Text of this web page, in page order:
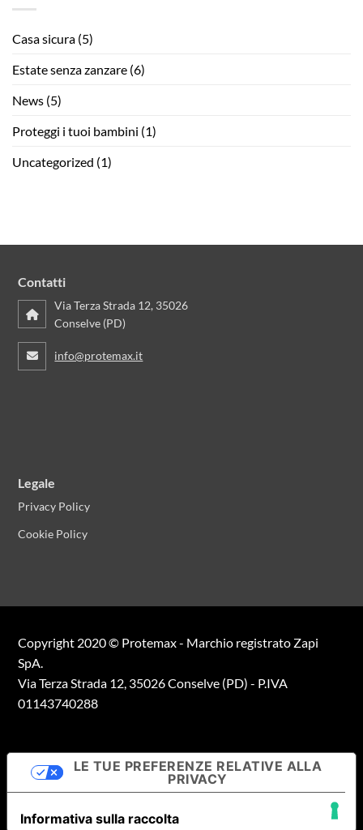
Casa sicura (5)
Estate senza zanzare (6)
News (5)
Proteggi i tuoi bambini (1)
Uncategorized (1)
Contatti
Via Terza Strada 12, 35026
Conselve (PD)
info@protemax.it
Legale
Privacy Policy
Cookie Policy
Copyright 2020 © Protemax - Marchio registrato Zapi
SpA.
Via Terza Strada 12, 35026 Conselve (PD) - P.IVA
01143740288
Informativa sulla raccolta
LE TUE PREFERENZE RELATIVE ALLA
PRIVACY